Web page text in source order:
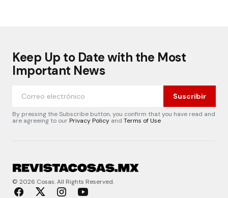
Keep Up to Date with the Most
Important News
Suscribir
By pressing the Subscribe button, you confirm that you have read and
are agreeing to ourPrivacy Policy and Terms of Use
© 2026 Cosas. All Rights Reserved.